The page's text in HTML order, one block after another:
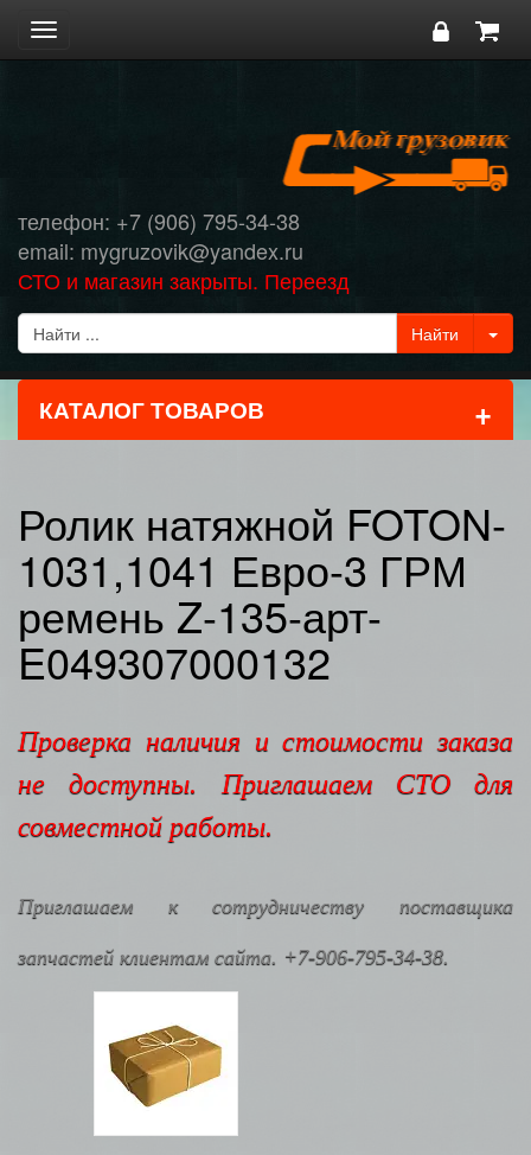
Toggle
navigation
телефон: +7 (906) 795-34-38
email: mygruzovik@yandex.ru
СТО и магазин закрыты. Переезд
КАТАЛОГ ТОВАРОВ +
Ролик натяжной FOTON-
1031,1041 Евро-3 ГРМ
ремень Z-135-арт-
E049307000132
Проверка наличия и стоимости заказа
не доступны. Приглашаем СТО для
совместной работы.
Приглашаем к сотрудничеству поставщика
запчастей клиентам сайта. +7-906-795-34-38.